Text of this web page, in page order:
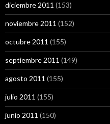
diciembre 2011 (153)
noviembre 2011 (152)
octubre 2011 (155)
septiembre 2011 (149)
agosto 2011 (155)
julio 2011 (155)
junio 2011 (150)